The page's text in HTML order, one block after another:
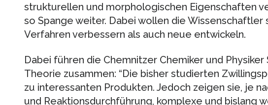
strukturellen und morphologischen Eigenschaften
so Spange weiter. Dabei wollen die
Verfahren verbessern als auch neue entwickeln.
Dabei führen die Chemnitzer Chemiker und Physiker
Theorie zusammen: “Die bisher studierten
zu interessanten Produkten. Jedoch zeigen sie, je
und Reaktionsdurchführung, komplexe und bislang